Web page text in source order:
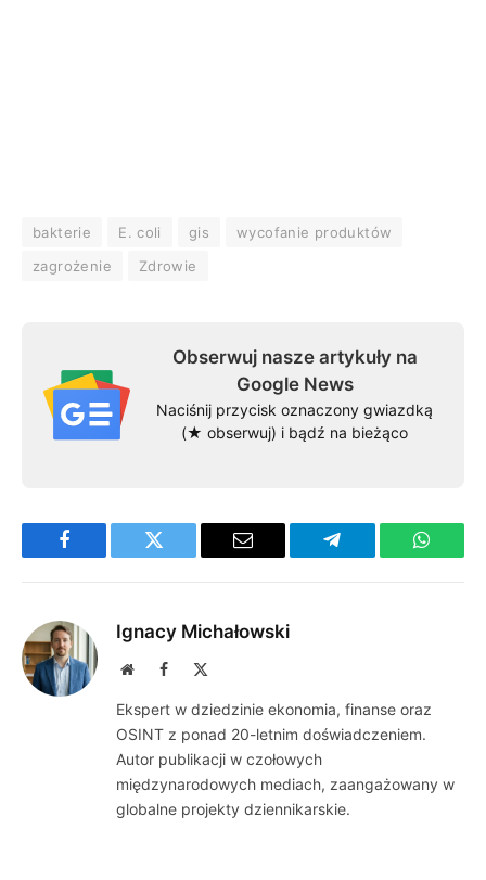
bakterie E. coli gis
wycofanie produktów
zagrożenie
Zdrowie
Obserwuj nasze artykuły na
Google News
Naciśnij przycisk oznaczony gwiazdką
(★ obserwuj) i bądź na bieżąco
Facebook Twitter Email Telegram
Ignacy Michałowski
WebsiteFacebook
Ekspert w dziedzinie ekonomia, finanse oraz
OSINT z ponad 20-letnim doświadczeniem.
Autor publikacji w czołowych
międzynarodowych mediach, zaangażowany w
globalne projekty dziennikarskie.